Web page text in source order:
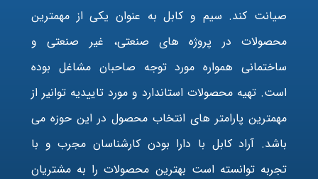
صیانت کند. سیم و کابل به عنوان یکی از مهمترین
محصولات در پروژه های صنعتی، غیر صنعتی و
ساختمانی همواره مورد توجه صاحبان مشاغل بوده
است. تهیه محصولات استاندارد و مورد تاییدیه توانیر از
مهمترین پارامتر های انتخاب محصول در این حوزه می
باشد. آراد کابل با دارا بودن کارشناسان مجرب و با
تجربه توانسته است بهترین محصولات را به مشتریان